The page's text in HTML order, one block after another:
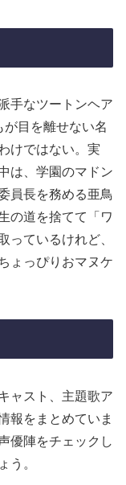
手なツートンヘア
目を離せない名
けではない。実
は、学園のマドン
員長を務める亜鳥
の道を捨てて「ワ
っているけれど、
ょっぴりおマヌケ
ャスト、主題歌ア
報をまとめていま
優陣をチェックし
う。